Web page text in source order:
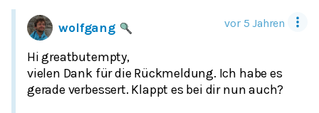
wolfgang vor 5 Jahren
Hi greatbutempty,
vielen Dank für die Rückmeldung. Ich habe es
gerade verbessert. Klappt es bei dir nun auch?